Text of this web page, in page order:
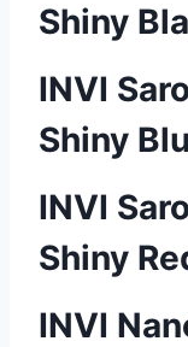
Shiny
INVI
Shiny
INVI
Shiny
INVI